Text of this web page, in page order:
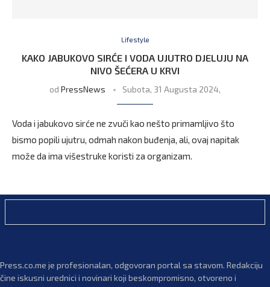
Lifestyle
KAKO JABUKOVO SIRĆE I VODA UJUTRO DJELUJU NA
NIVO ŠEĆERA U KRVI
od PressNews Subota, 31 Augusta 2024,
Voda i jabukovo sirće ne zvuči kao nešto primamljivo što
bismo popili ujutru, odmah nakon buđenja, ali, ovaj napitak
može da ima višestruke koristi za organizam.
Press.co.me je profesionalan, odgovoran portal sa stavom. Redakciju
čine iskusni urednici i novinari koji beskompromisno, otvoreno i